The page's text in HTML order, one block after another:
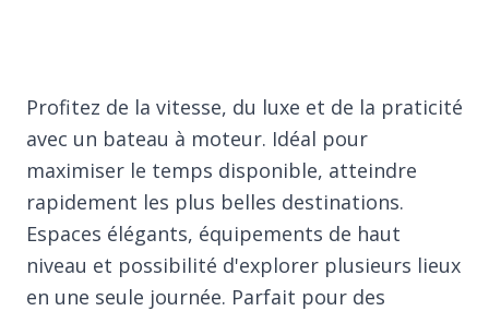
Profitez de la vitesse, du luxe et de la praticité
avec un bateau à moteur. Idéal pour
maximiser le temps disponible, atteindre
rapidement les plus belles destinations.
Espaces élégants, équipements de haut
niveau et possibilité d'explorer plusieurs lieux
en une seule journée. Parfait pour des